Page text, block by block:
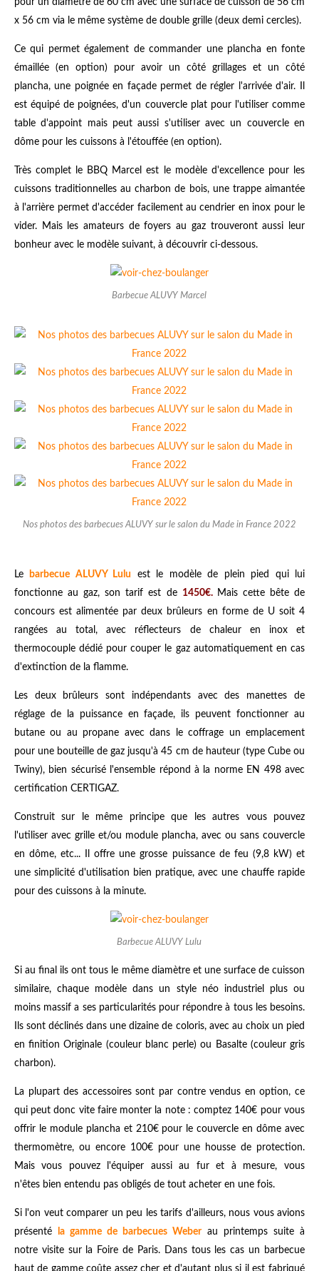
pour un diamètre de 60 cm avec une surface de cuisson de 56 cm
x 56 cm via le même système de double grille (deux demi cercles).
Ce qui permet également de commander une plancha en fonte
émaillée (en option) pour avoir un côté grillages et un côté
plancha, une poignée en façade permet de régler l'arrivée d'air. Il
est équipé de poignées, d'un couvercle plat pour l'utiliser comme
table d'appoint mais peut aussi s'utiliser avec un couvercle en
dôme pour les cuissons à l'étouffée (en option).
Très complet le BBQ Marcel est le modèle d'excellence pour les
cuissons traditionnelles au charbon de bois, une trappe aimantée
à l'arrière permet d'accéder facilement au cendrier en inox pour le
vider. Mais les amateurs de foyers au gaz trouveront aussi leur
bonheur avec le modèle suivant, à découvrir ci-dessous.
Barbecue ALUVY Marcel
Nos photos des barbecues ALUVY sur le salon du Made in France 2022
Le barbecue ALUVY Lulu est le modèle de plein pied qui lui
fonctionne au gaz, son tarif est de 1450€. Mais cette bête de
concours est alimentée par deux brûleurs en forme de U soit 4
rangées au total, avec réflecteurs de chaleur en inox et
thermocouple dédié pour couper le gaz automatiquement en cas
d'extinction de la flamme.
Les deux brûleurs sont indépendants avec des manettes de
réglage de la puissance en façade, ils peuvent fonctionner au
butane ou au propane avec dans le coffrage un emplacement
pour une bouteille de gaz jusqu'à 45 cm de hauteur (type Cube ou
Twiny), bien sécurisé l'ensemble répond à la norme EN 498 avec
certification CERTIGAZ.
Construit sur le même principe que les autres vous pouvez
l'utiliser avec grille et/ou module plancha, avec ou sans couvercle
en dôme, etc... Il offre une grosse puissance de feu (9,8 kW) et
une simplicité d'utilisation bien pratique, avec une chauffe rapide
pour des cuissons à la minute.
Barbecue ALUVY Lulu
Si au final ils ont tous le même diamètre et une surface de cuisson
similaire, chaque modèle dans un style néo industriel plus ou
moins massif a ses particularités pour répondre à tous les besoins.
Ils sont déclinés dans une dizaine de coloris, avec au choix un pied
en finition Originale (couleur blanc perle) ou Basalte (couleur gris
charbon).
La plupart des accessoires sont par contre vendus en option, ce
qui peut donc vite faire monter la note : comptez 140€ pour vous
offrir le module plancha et 210€ pour le couvercle en dôme avec
thermomètre, ou encore 100€ pour une housse de protection.
Mais vous pouvez l'équiper aussi au fur et à mesure, vous
n'êtes bien entendu pas obligés de tout acheter en une fois.
Si l'on veut comparer un peu les tarifs d'ailleurs, nous vous avions
présenté
la gamme de barbecues Weberau printemps suite à
notre visite sur la Foire de Paris. Dans tous les cas un barbecue
haut de gamme coûte assez cher et d'autant plus si il est fabriqué